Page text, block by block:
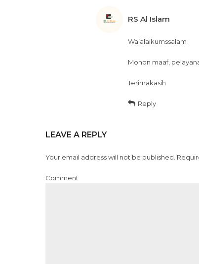
RS Al Islam
Wa’alaikumssalam
Mohon maaf,
Terimakasih
Reply
LEAVE A REPLY
Your email address will not be published.
Comment